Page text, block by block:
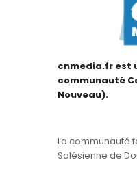
cnmedia.fr est
communauté
Nouveau).
La communauté
Salésienne de